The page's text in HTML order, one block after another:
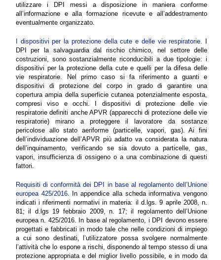
utilizzare i DPI messi a disposizione in maniera conforme
all’informazione e alla formazione ricevute e all’addestramento
eventualmente organizzato.
I dispositivi per la protezione della cute e delle vie respiratorie.
DPI per la salvaguardia dal rischio chimico, nel settore delle
costruzioni, sono sostanzialmente riconducibili a due tipologie: i
dispositivi per la protezione della cute e quelli per la difesa delle
vie respiratorie. Nel primo caso si fa riferimento a guanti e
dispositivi di protezione del corpo in grado di garantire una
copertura ampia della superficie cutanea potenzialmente esposta,
compresi viso e occhi. I dispositivi di protezione delle vie
respiratorie definiti anche APVR (apparecchi di protezione delle vie
respiratorie) mirano a proteggere il lavoratore da sostanze
pericolose allo stato aeriforme (particelle, vapori, gas). Ai fini
dell’individuazione dell’APVR più adatto va considerata la natura
dell’inquinamento, verificando se sia dovuto a particelle, gas,
vapori, insufficienza di ossigeno o a una combinazione di questi
fattori.
Requisiti di conformità dei DPI in base al regolamento dell’Unione
europea 425/2016.
In appendice alla scheda informativa vengono
indicati i riferimenti normativi in materia: il d.lgs. 9 aprile 2008, n.
81; il d.lgs 19 febbraio 2009, n. 17; il regolamento dell’Unione
europea n. 425/2016. In base al regolamento, i DPI devono essere
progettati e fabbricati in modo tale che nelle condizioni di impiego
a cui sono destinati, l’utilizzatore possa svolgere normalmente
l’attività che lo espone a rischi, disponendo al tempo stesso di una
protezione appropriata e del miglior livello possibile, e in modo da